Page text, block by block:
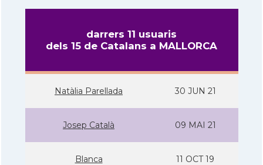
darrers 11 usuaris
dels 15 de Catalans a MALLORCA
Natàlia Parellada 30 JUN 21
Josep Català 09 MAI 21
Blanca 11 OCT 19